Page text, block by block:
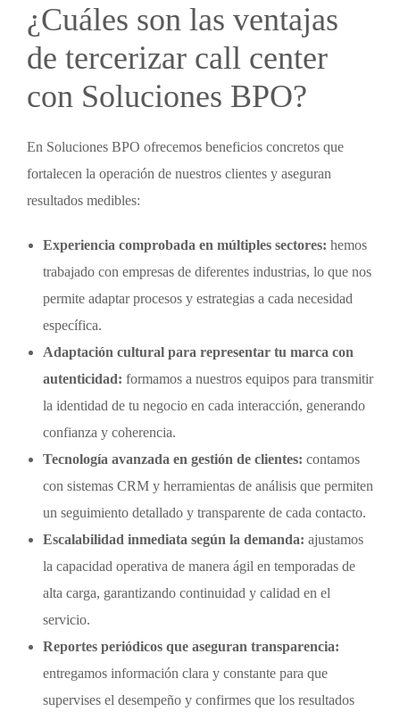
¿Cuáles son las ventajas
de tercerizar call center
con Soluciones BPO?
En Soluciones BPO ofrecemos beneficios concretos que
fortalecen la operación de nuestros clientes y aseguran
resultados medibles:
Experiencia comprobada en múltiples sectores: hemos
trabajado con empresas de diferentes industrias, lo que nos
permite adaptar procesos y estrategias a cada necesidad
específica.
Adaptación cultural para representar tu marca con
autenticidad: formamos a nuestros equipos para transmitir
la identidad de tu negocio en cada interacción, generando
confianza y coherencia.
Tecnología avanzada en gestión de clientes: contamos
con sistemas CRM y herramientas de análisis que permiten
un seguimiento detallado y transparente de cada contacto.
Escalabilidad inmediata según la demanda: ajustamos
la capacidad operativa de manera ágil en temporadas de
alta carga, garantizando continuidad y calidad en el
servicio.
Reportes periódicos que aseguran transparencia:
entregamos información clara y constante para que
supervises el desempeño y confirmes que los resultados